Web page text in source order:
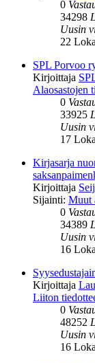
0
34298
Uusin
22
SPL Porvoo
Kirjoittaja
Alaosastojen
0
33925
Uusin
17
Kirjasarja
Kirjoittaja
Sijainti: Muut
0
34389
Uusin
16
Kirjoittaja
Liiton
0
48252
Uusin
16